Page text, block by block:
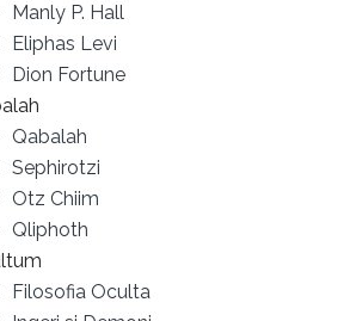
Manly P. Hall
Eliphas Levi
Dion Fortune
Qabalah
Sephirotzi
Otz Chiim
Qliphoth
Filosofia Oculta